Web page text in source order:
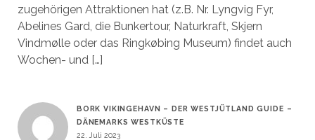
zugehörigen Attraktionen hat (z.B. Nr. Lyngvig Fyr,
Abelines Gard, die Bunkertour, Naturkraft, Skjern
Vindmølle oder das Ringkøbing Museum) findet auch
Wochen- und […]
BORK VIKINGEHAVN – DER WESTJÜTLAND GUIDE –
DÄNEMARKS WESTKÜSTE
22. Juli 2023